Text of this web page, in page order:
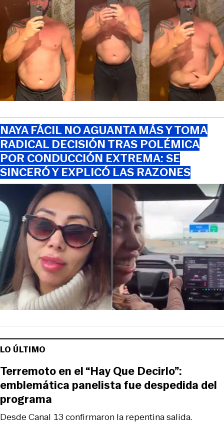
NAYA FÁCIL NO AGUANTA MÁS Y TOMA
RADICAL DECISIÓN TRAS POLÉMICA
POR CONDUCCIÓN EXTREMA: SE
SINCERÓ Y EXPLICÓ LAS RAZONES
LO ÚLTIMO
Desde Canal 13 confirmaron la repentina salida.
Terremoto en el “Hay Que Decirlo”:
emblemática panelista fue despedida del
programa